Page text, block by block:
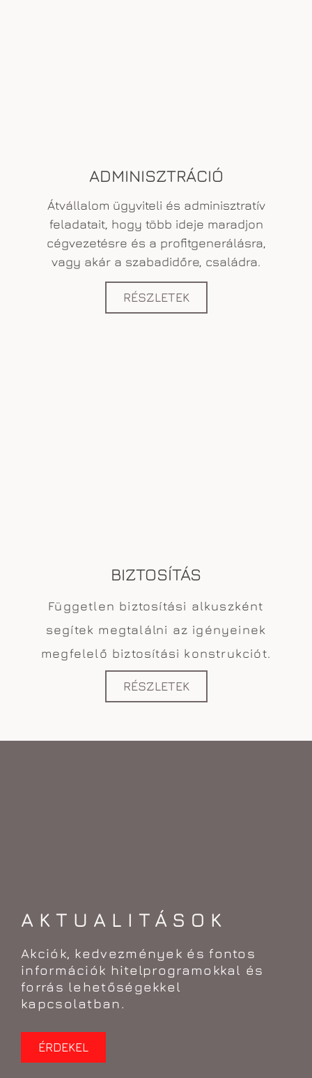
ADMINISZTRÁCIÓ
Átvállalom ügyviteli és adminisztratív
feladatait, hogy több ideje maradjon
cégvezetésre és a profitgenerálásra,
vagy akár a szabadidőre, családra.
RÉSZLETEK
BIZTOSÍTÁS
Független biztosítási alkuszként
segítek megtalálni az igényeinek
megfelelő biztosítási konstrukciót.
RÉSZLETEK
AKTUALITÁSOK
Akciók, kedvezmények és fontos
információk hitelprogramokkal és
forrás lehetőségekkel
kapcsolatban.
ÉRDEKEL